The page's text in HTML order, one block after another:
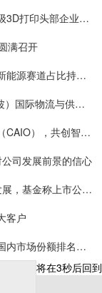
三协电机获泰康财险等机构调研：与全球消费级3D打印头部企业拓竹长期合作，有望获得大量新增客户需求
满召开
艾斯迪：铝合金轻量化零部件业务提质扩量，新能源赛道占比持续提高
展会邀请 | 华光源海邀您共赴第二届中国（宁波）国际物流与供应链博览会，展位号：T01
智引未来·共赴AI时代 | 华光源海诚聘首席AI官（CAIO），共创智慧物流新未来！
司发展前景的信心
北交所邀8家公募基金座谈：促市场稳定健康发展，基金称上市公司质量持续提升
客户
高光新材挂牌新三板，通用、封装金属掩膜版国内市场份额排名第一
将在3秒后回